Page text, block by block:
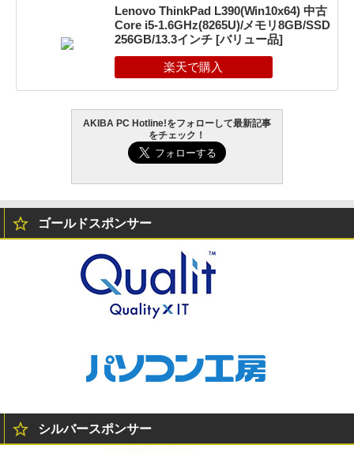
Lenovo ThinkPad L390(Win10x64) 中古
Core i5-1.6GHz(8265U)/メモリ8GB/SSD
256GB/13.3インチ [バリュー品]
AKIBA PC Hotline!をフォローして最新記事
をチェック！
ゴールドスポンサー
シルバースポンサー